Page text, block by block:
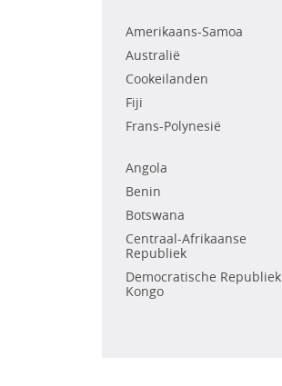
Amerikaans-Samoa
Australië
Cookeilanden
Fiji
Frans-Polynesië
Angola
Benin
Botswana
Centraal-Afrikaanse
Republiek
Democratische Republiek
Kongo